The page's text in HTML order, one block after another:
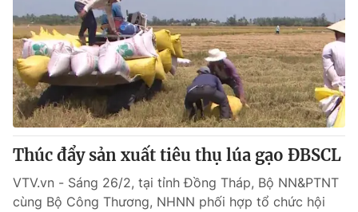
Thế giới
Tin tức
Thế giới đó đây
Câu chuyện quốc tế
Kinh tế
Tài chính
Thị trường
Góc doanh nghiệp
Dữ liệu và đời sống
Truyền hình
Phim VTV
Giải trí
Thúc đẩy sản xuất tiêu thụ lúa gạo ĐBSCL
VTV.vn - Sáng 26/2, tại tỉnh Đồng Tháp, Bộ NN&PTNT
cùng Bộ Công Thương, NHNN phối hợp tổ chức hội